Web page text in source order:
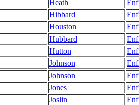
Heath
Hibbard
Houston
Hubbard
Hutton
Johnson
Johnson
Jones
Joslin